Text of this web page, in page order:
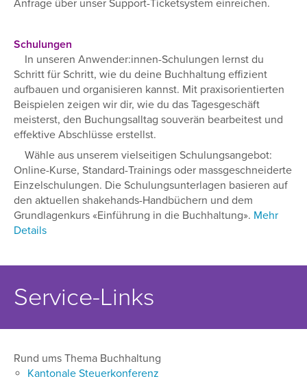
Anfrage über unser Support-Ticketsystem einreichen.
Schulungen
In unseren Anwender:innen-Schulungen lernst du
Schritt für Schritt, wie du deine Buchhaltung effizient
aufbauen und organisieren kannst. Mit praxisorientierten
Beispielen zeigen wir dir, wie du das Tagesgeschäft
meisterst, den Buchungsalltag souverän bearbeitest und
effektive Abschlüsse erstellst.
Wähle aus unserem vielseitigen Schulungsangebot:
Online-Kurse, Standard-Trainings oder massgeschneiderte
Einzelschulungen. Die Schulungsunterlagen basieren auf
den aktuellen shakehands-Handbüchern und dem
Grundlagenkurs «Einführung in die Buchhaltung». Mehr
Details
Service-Links
Rund ums Thema Buchhaltung
Kantonale Steuerkonferenz